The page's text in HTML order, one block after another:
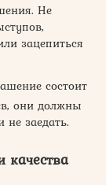
Не
зацепиться
состоит
они должны
не заедать.
качества